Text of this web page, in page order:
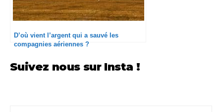
D’où vient l’argent qui a sauvé les
compagnies aériennes ?
Suivez nous sur Insta !